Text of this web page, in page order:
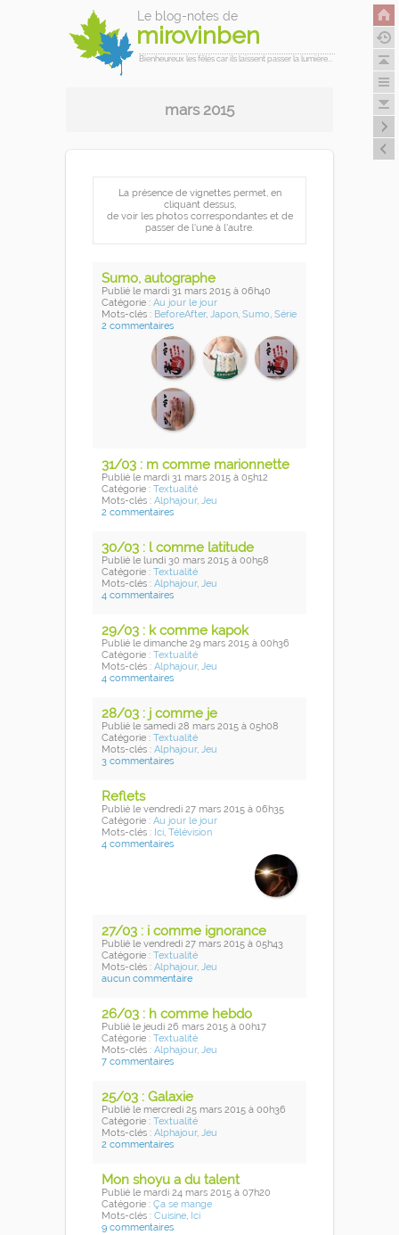
Le blog-notes de
mirovinben
Bienheureux les fêlés car ils laissent passer la lumière...
mars 2015
La présence de vignettes permet, en
cliquant dessus,
de voir les photos correspondantes et de
passer de l'une à l'autre.
Sumo, autographe
Publié le mardi 31 mars 2015 à 06h40
Catégorie : Au jour le jour
Mots-clés : BeforeAfter, Japon, Sumo, Série
2 commentaires
31/03 : m comme marionnette
Publié le mardi 31 mars 2015 à 05h12
Catégorie : Textualité
Mots-clés : Alphajour, Jeu
2 commentaires
30/03 : l comme latitude
Publié le lundi 30 mars 2015 à 00h58
Catégorie : Textualité
Mots-clés : Alphajour, Jeu
4 commentaires
29/03 : k comme kapok
Publié le dimanche 29 mars 2015 à 00h36
Catégorie : Textualité
Mots-clés : Alphajour, Jeu
4 commentaires
28/03 : j comme je
Publié le samedi 28 mars 2015 à 05h08
Catégorie : Textualité
Mots-clés : Alphajour, Jeu
3 commentaires
Reflets
Publié le vendredi 27 mars 2015 à 06h35
Catégorie : Au jour le jour
Mots-clés : Ici, Télévision
4 commentaires
27/03 : i comme ignorance
Publié le vendredi 27 mars 2015 à 05h43
Catégorie : Textualité
Mots-clés : Alphajour, Jeu
aucun commentaire
26/03 : h comme hebdo
Publié le jeudi 26 mars 2015 à 00h17
Catégorie : Textualité
Mots-clés : Alphajour, Jeu
7 commentaires
25/03 : Galaxie
Publié le mercredi 25 mars 2015 à 00h36
Catégorie : Textualité
Mots-clés : Alphajour, Jeu
2 commentaires
Mon shoyu a du talent
Publié le mardi 24 mars 2015 à 07h20
Catégorie : Ça se mange
Mots-clés : Cuisine, Ici
9 commentaires